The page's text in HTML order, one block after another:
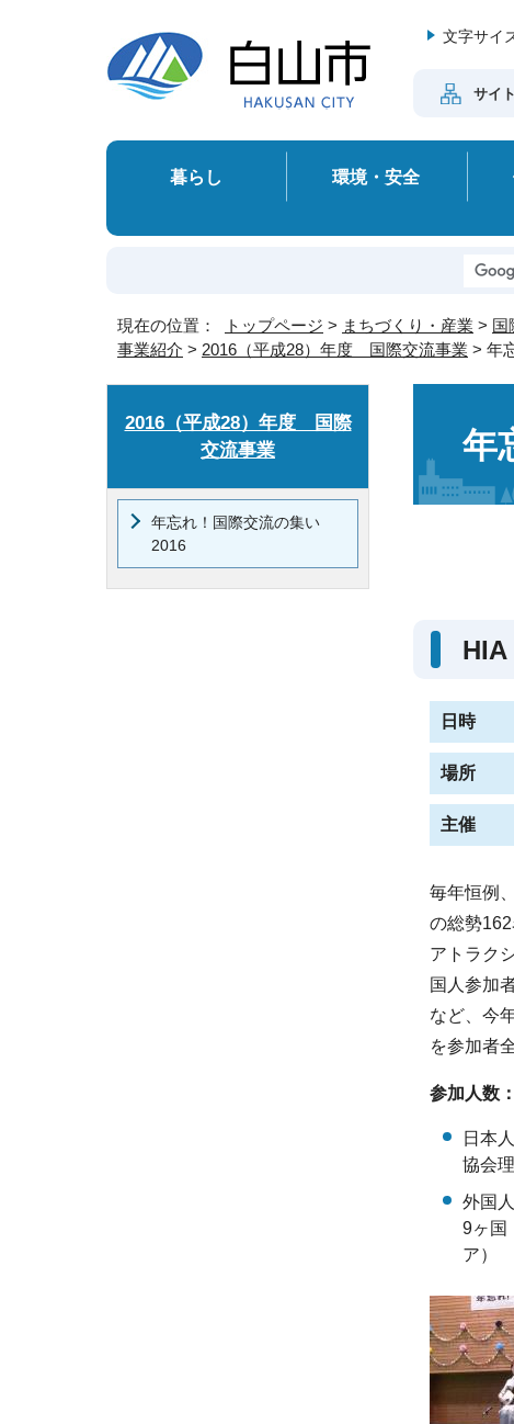
文字サイ
サイ
暮らし 環境・安全
現在の位置： トップページ > まちづくり・産業 > 国
事業紹介 > 2016（平成28）年度 国際交流事業 > 年
年
日時
場所
主催
毎年恒例
の総勢162
アトラク
国人参加
など、今
を参加者
参加人数
日本
協会
外国
9ヶ国
ア）
2016（平成28）年度 国際
交流事業
年忘れ！国際交流の集い
2016